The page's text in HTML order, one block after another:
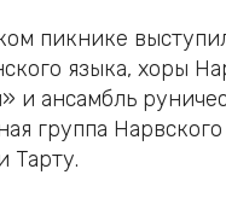
пикнике
языка, хоры
и ансамбль
группа
Тарту.